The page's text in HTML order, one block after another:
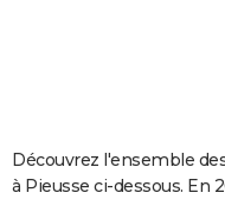
CARTE DE VOEUX
Découvrez l'ensemble
à Pieusse ci-dessous. En